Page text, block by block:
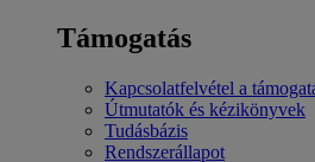
Támogatás
Kapcsolatfelvétel a
Útmutatók és kézikönyvek
Tudásbázis
Rendszerállapot